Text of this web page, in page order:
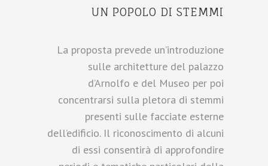
UN POPOLO DI STEMMI
La proposta prevede un’introduzione
sulle architetture del palazzo
d’Arnolfo e del Museo per poi
concentrarsi sulla pletora di stemmi
presenti sulle facciate esterne
dell’edificio. Il riconoscimento di alcuni
di essi consentirà di approfondire